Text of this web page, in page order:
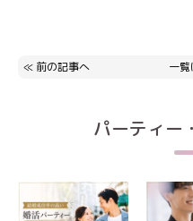
≪ 前の記事へ 一
パーティー